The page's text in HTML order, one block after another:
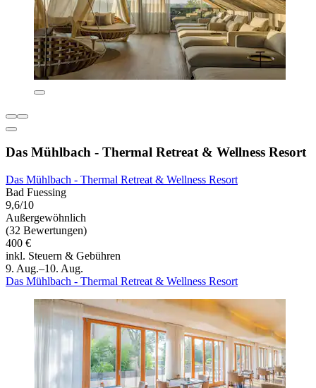
Das Mühlbach - Thermal Retreat & Wellness Resort
Das Mühlbach - Thermal Retreat & Wellness Resort
Bad Fuessing
9,6/10
Außergewöhnlich
(32 Bewertungen)
400 €
inkl. Steuern & Gebühren
9. Aug.–10. Aug.
Das Mühlbach - Thermal Retreat & Wellness Resort